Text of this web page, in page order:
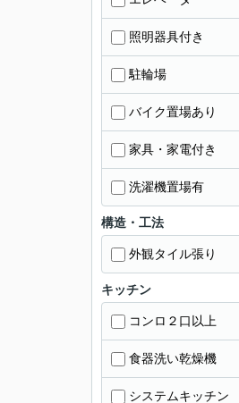
照明器具付き
駐輪場
バイク置場あり
家具・家電付き
洗濯機置場有
構造・工法
外観タイル張り
キッチン
コンロ２口以上
食器洗い乾燥機
システムキッチン